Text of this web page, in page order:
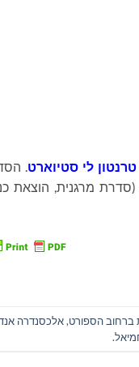
טרנטון לי סטיוארט.
מרגנית, הוצאת
ברחוב הספורט,אלכסנדרה
.